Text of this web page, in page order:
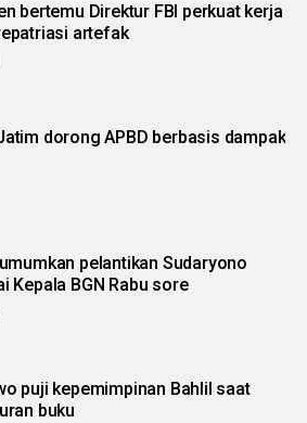
bertemu Direktur FBI perkuat kerja
artefak
dorong APBD berbasis dampak
pelantikan Sudaryono
Kepala BGN Rabu sore
puji kepemimpinan Bahlil saat
buku